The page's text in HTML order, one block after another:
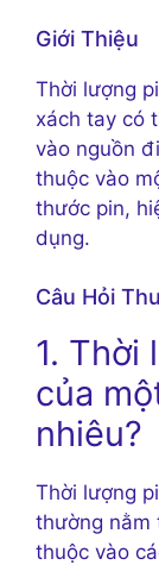
Giới Thiệu
Thời lượng
xách tay có
vào nguồn
thuộc vào
thước pin,
dụng.
Câu Hỏi
1. Thời
của
nhiêu?
Thời lượng
thường nằm
thuộc vào